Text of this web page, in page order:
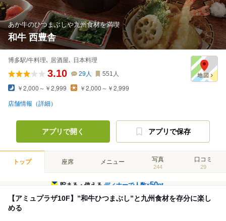
あか牛のひつまぶしや九州食材を満喫
和牛 西豊舎
博多駅/牛料理､ 居酒屋､ 日本料理
3.10 29人 551 人
￥2,000～￥2,999 ￥2,000～￥2,999
店舗情報（詳細）
アプリで開く アプリで保存
トップ 座席 メニュー 写真
244
口コミ
29
貯まる・使えるディナーで人数×50pt
【アミュプラザ10F】”和牛ひつまぶし”と九州食材を存分に楽し
める